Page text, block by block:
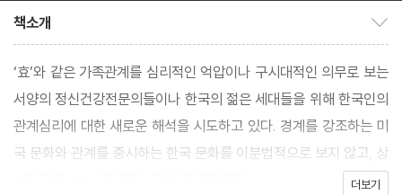
책소개
‘효’와 같은 가족관계를 심리적인 억압이나 구시대적인 의무로 보는
서양의 정신건강전문의들이나 한국의 젊은 세대들을 위해 한국인의
관계심리에 대한 새로운 해석을 시도하고 있다. 경계를 강조하는 미
국 문화와 관계를 중시하는 한국 문화를 이분법적으로 보지 않고, 상
더보기